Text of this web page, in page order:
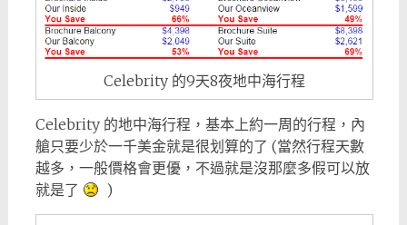
Celebrity 的9天8夜地中海行程
Celebrity 的地中海行程，基本上約一周的行程，內
艙只要少於一千美金就是很划算的了 (當然行程天數
越多，一般價格會更優，不過就是沒那麼多假可以放
就是了
)